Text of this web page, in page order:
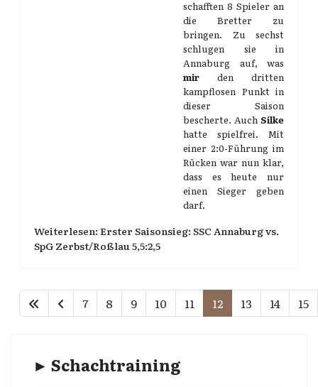
schafften 8 Spieler an
die Bretter zu
bringen. Zu sechst
schlugen sie in
Annaburg auf, was
mir den dritten
kampflosen Punkt in
dieser Saison
bescherte. Auch Silke
hatte spielfrei. Mit
einer 2:0-Führung im
Rücken war nun klar,
dass es heute nur
einen Sieger geben
darf.
Weiterlesen: Erster Saisonsieg: SSC Annaburg vs.
SpG Zerbst/Roßlau 5,5:2,5
7 8 9 10 11 12 13 14 15
► Schachtraining